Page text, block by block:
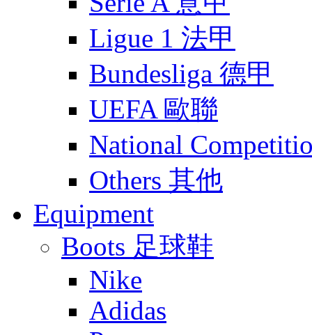
Ligue 1 法甲
Bundesliga 德甲
UEFA 歐聯
National
Others 其他
Equipment
Boots 足球鞋
Nike
Adidas